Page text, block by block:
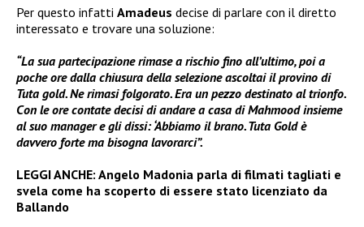
Per questo infatti Amadeus decise di parlare con il diretto
interessato e trovare una soluzione:
“La sua partecipazione rimase a rischio fino all’ultimo, poi a
poche ore dalla chiusura della selezione ascoltai il provino di
Tuta gold. Ne rimasi folgorato. Era un pezzo destinato al trionfo.
Con le ore contate decisi di andare a casa di Mahmood insieme
al suo manager e gli dissi: ‘Abbiamo il brano. Tuta Gold è
davvero forte ma bisogna lavorarci”.
LEGGI ANCHE: Angelo Madonia parla di filmati tagliati e
svela come ha scoperto di essere stato licenziato da
Ballando